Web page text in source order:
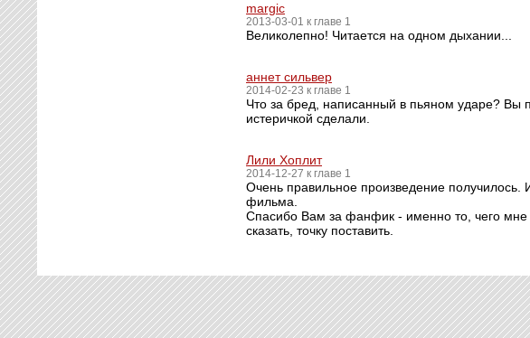
margic
2013-03-01 к главе 1
Великолепно! Читается на одном дыхании...
аннет сильвер
2014-02-23 к главе 1
Что за бред, написанный в пьяном ударе?
истеричкой сделали.
Лили Хоплит
2014-12-27 к главе 1
Очень правильное произведение
фильма.
Спасибо Вам за фанфик - именно то, чего мне
сказать, точку поставить.